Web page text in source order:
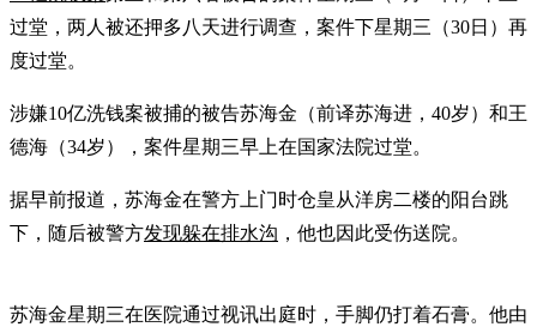
过堂，两人被还押多八天进行调查，案件下星期三（30日）再
度过堂。
涉嫌10亿洗钱案被捕的被告苏海金（前译苏海进，40岁）和王
德海（34岁），案件星期三早上在国家法院过堂。
据早前报道，苏海金在警方上门时仓皇从洋房二楼的阳台跳
下，随后被警方发现躲在排水沟 ，他也因此受伤送院。
苏海金星期三在医院通过视讯出庭时，手脚仍打着石膏。他由